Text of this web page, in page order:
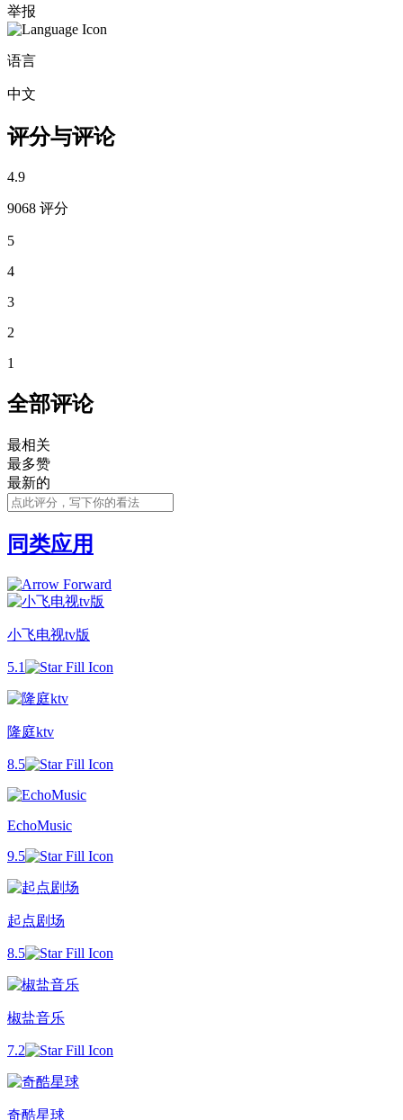
举报
语言
中文
评分与评论
4.9
9068 评分
5
4
3
2
1
全部评论
最相关
最多赞
最新的
同类应用
小飞电视tv版
5.1
隆庭ktv
8.5
EchoMusic
9.5
起点剧场
8.5
椒盐音乐
7.2
奇酷星球